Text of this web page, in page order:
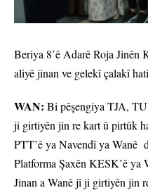
Beriya 8’ê Adarê Roja Jinên
aliyê jinan ve gelekî çalakî
WAN: Bi pêşengiya TJA,
ji girtiyên jin re kart û pirtûk
PTT’ê ya Navendî ya Wanê
Platforma Şaxên KESK’ê ya
Jinan a Wanê jî ji girtiyên jin